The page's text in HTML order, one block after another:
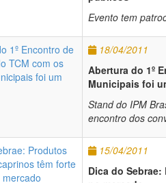
Evento tem
18/04/2011
Abertura do 1º
Municipais foi
Stand do IPM
encontro dos
15/04/2011
Dica do